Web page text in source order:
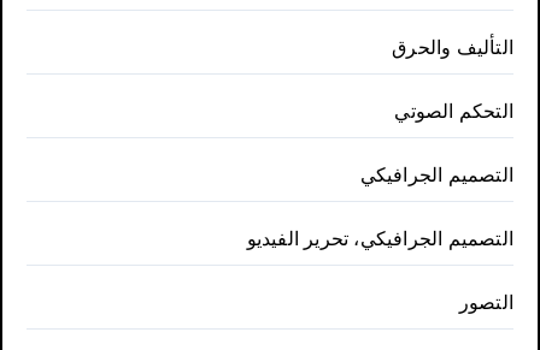
التأليف والحرق
التحكم الصوتي
التصميم الجرافيكي
التصميم الجرافيكي، تحرير الفيديو
التصور